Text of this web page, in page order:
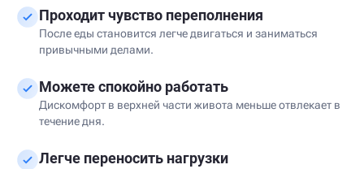
Проходит чувство переполнения
После еды становится легче двигаться и заниматься
привычными делами.
Можете спокойно работать
Дискомфорт в верхней части живота меньше отвлекает в
течение дня.
Легче переносить нагрузки